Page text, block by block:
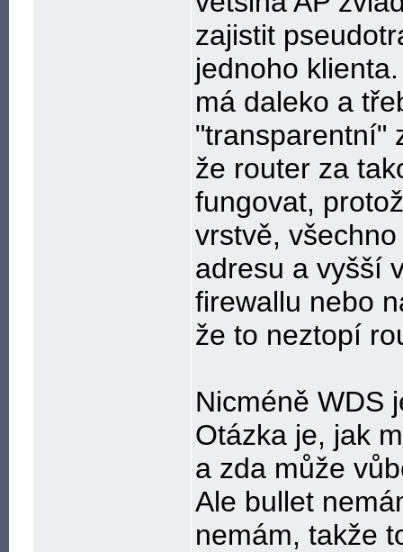
zajistit
jednoho
má daleko a
"transparentní"
že router za
fungovat,
vrstvě,
adresu a vyšší
firewallu nebo
že to neztopí
Nicméně WDS
Otázka je, jak
a zda může
Ale bullet
nemám, takže